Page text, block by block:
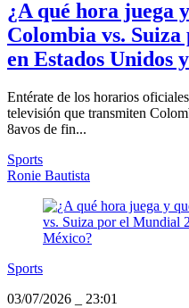
¿A qué hora juega
Colombia vs.
en Estados Unidos
Entérate de los horarios
televisión que transmiten
8avos de fin...
Sports
Ronie Bautista
Sports
03/07/2026
23:01